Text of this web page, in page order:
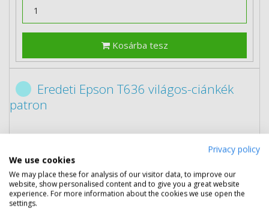
Kosárba tesz
Eredeti Epson T636 világos-ciánkék
patron
Privacy policy
We use cookies
We may place these for analysis of our visitor data, to improve our
website, show personalised content and to give you a great website
experience. For more information about the cookies we use open the
settings.